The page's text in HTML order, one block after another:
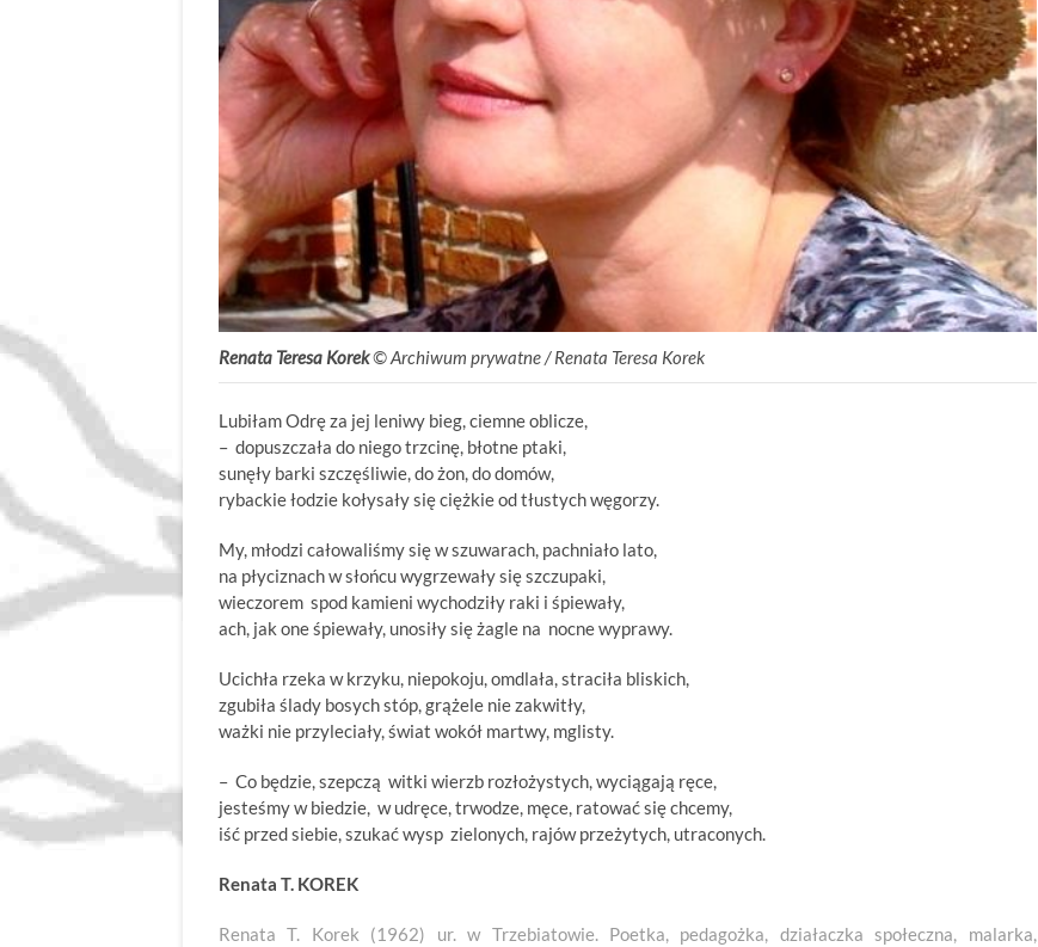
Renata Teresa Korek© Archiwum prywatne / Renata Teresa Korek
Lubiłam Odrę za jej leniwy bieg, ciemne oblicze,
– dopuszczała do niego trzcinę, błotne ptaki,
sunęły barki szczęśliwie, do żon, do domów,
rybackie łodzie kołysały się ciężkie od tłustych węgorzy.
My, młodzi całowaliśmy się w szuwarach, pachniało lato,
na płyciznach w słońcu wygrzewały się szczupaki,
wieczorem spod kamieni wychodziły raki i śpiewały,
ach, jak one śpiewały, unosiły się żagle na nocne wyprawy.
Ucichła rzeka w krzyku, niepokoju, omdlała, straciła bliskich,
zgubiła ślady bosych stóp, grążele nie zakwitły,
ważki nie przyleciały, świat wokół martwy, mglisty.
– Co będzie, szepczą witki wierzb rozłożystych, wyciągają ręce,
jesteśmy w biedzie, w udręce, trwodze, męce, ratować się chcemy,
iść przed siebie, szukać wysp zielonych, rajów przeżytych, utraconych.
Renata T. KOREK
Renata T. Korek (1962) ur. w Trzebiatowie. Poetka, pedagożka, działaczka społeczna, malarka,